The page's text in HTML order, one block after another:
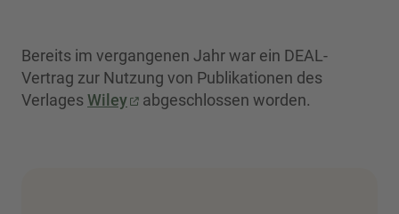
Bereits im vergangenen Jahr war ein DEAL-
Vertrag zur Nutzung von Publikationen des
Verlages Wiley abgeschlossen worden.